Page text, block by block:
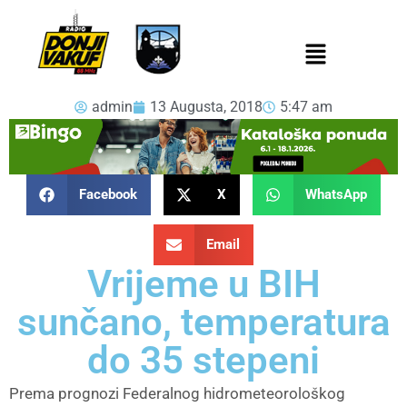
admin 13 Augusta, 2018 5:47 am
Facebook X WhatsApp
Email
Vrijeme u BIH
sunčano, temperatura
do 35 stepeni
Prema prognozi Federalnog hidrometeorološkog